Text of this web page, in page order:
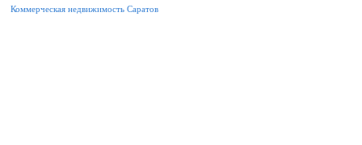
Коммерческая недвижимость Саратов